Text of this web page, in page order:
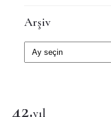
Arşiv
42.yıl